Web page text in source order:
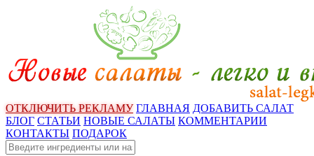
ОТКЛЮЧИТЬ РЕКЛАМУ ГЛАВНАЯ ДОБАВИТЬ САЛАТ
БЛОГ СТАТЬИ НОВЫЕ САЛАТЫ КОММЕНТАРИИ
КОНТАКТЫ ПОДАРОК